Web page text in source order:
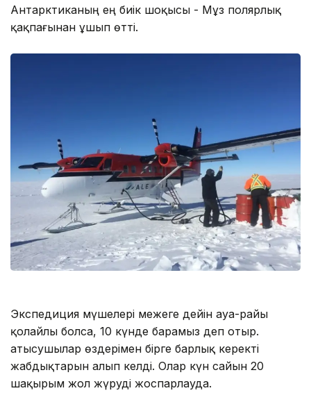
Антарктиканың ең биік шоқысы - Мұз полярлық
қақпағынан ұшып өтті.
Экспедиция мүшелері межеге дейін ауа-райы
қолайлы болса, 10 күнде барамыз деп отыр.
Қатысушылар өздерімен бірге барлық керекті
жабдықтарын алып келді. Олар күн сайын 20
шақырым жол жүруді жоспарлауда.